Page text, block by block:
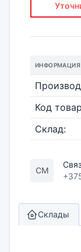
ИНФОРМАЦИЯ
Код
Склад:
СМ
Склады